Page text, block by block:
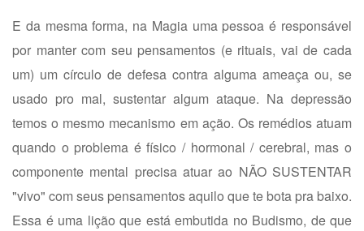
E da mesma forma, na Magia uma pessoa é responsável
por manter com seu pensamentos (e rituais, vai de cada
um) um círculo de defesa contra alguma ameaça ou, se
usado pro mal, sustentar algum ataque. Na depressão
temos o mesmo mecanismo em ação. Os remédios atuam
quando o problema é físico / hormonal / cerebral, mas o
componente mental precisa atuar ao NÃO SUSTENTAR
"vivo" com seus pensamentos aquilo que te bota pra baixo.
Essa é uma lição que está embutida no Budismo, de que